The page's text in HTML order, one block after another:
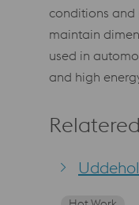
conditions and
maintain
used in
and high